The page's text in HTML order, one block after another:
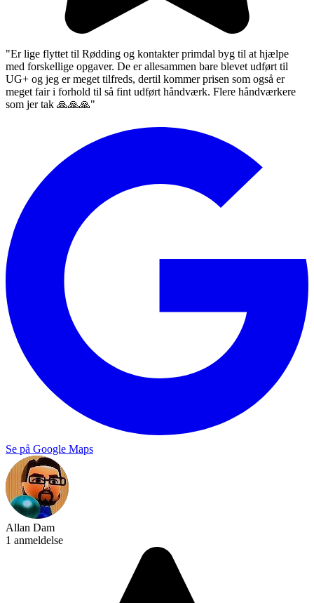
"Er lige flyttet til Rødding og kontakter primdal byg til at hjælpe
med forskellige opgaver. De er allesammen bare blevet udført til
UG+ og jeg er meget tilfreds, dertil kommer prisen som også er
meget fair i forhold til så fint udført håndværk. Flere håndværkere
som jer tak 🙏🙏🙏"
Se på Google Maps
Allan Dam
1 anmeldelse